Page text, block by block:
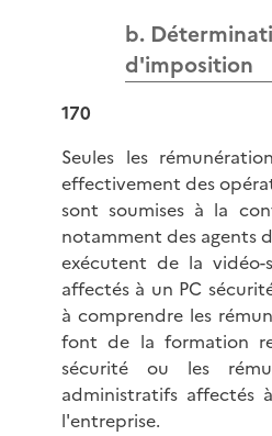
b.
d'imposition
170
Seules les
effectivement des
sont soumises à la
notamment des agents
exécutent de la vidéo-
affectés à un PC
à comprendre les
font de la formation
sécurité ou les
administratifs affectés
l'entreprise.